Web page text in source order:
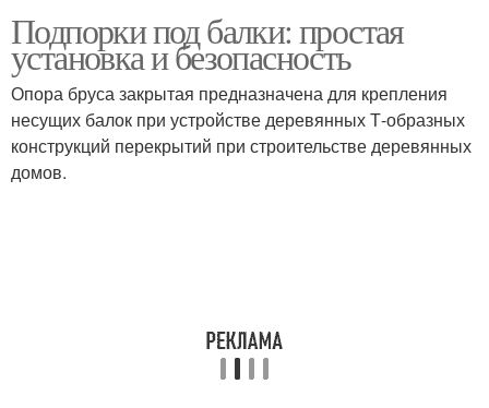
Подпорки под балки: простая
установка и безопасность
Опора бруса закрытая предназначена для крепления
несущих балок при устройстве деревянных Т-образных
конструкций перекрытий при строительстве деревянных
домов.